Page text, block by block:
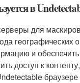
в
для
географических
и
доступ к